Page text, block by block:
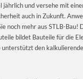
jährlich und versehe mit
auch in Zukunft.
noch mehr aus STLB-
bildet Bauteile für die
den